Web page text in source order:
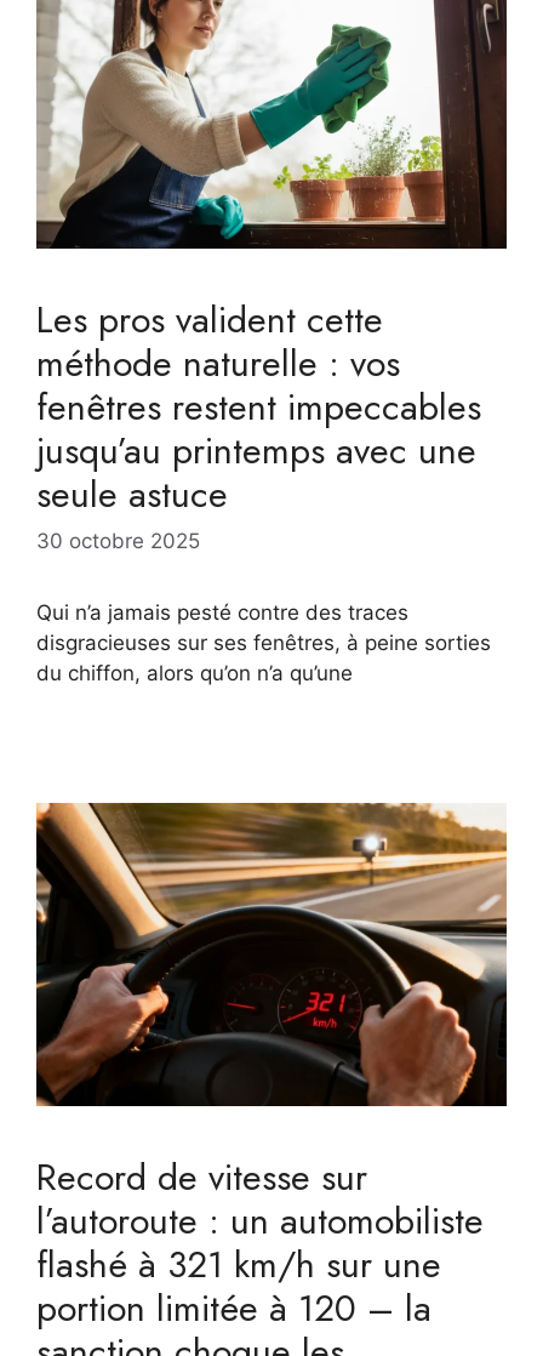
Les pros valident cette
méthode naturelle : vos
fenêtres restent impeccables
jusqu’au printemps avec une
seule astuce
30 octobre 2025
Qui n’a jamais pesté contre des traces
disgracieuses sur ses fenêtres, à peine sorties
du chiffon, alors qu’on n’a qu’une
Record de vitesse sur
l’autoroute : un automobiliste
flashé à 321 km/h sur une
portion limitée à 120 – la